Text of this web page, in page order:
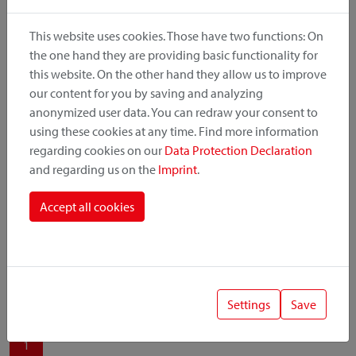
produit, le point de montage et le système de fixation.
Catégorie de produit
Position de montage
Système de fixation
1
This website uses cookies. Those have two functions: On
the one hand they are providing basic functionality for
this website. On the other hand they allow us to improve
our content for you by saving and analyzing
anonymized user data. You can redraw your consent to
using these cookies at any time. Find more information
regarding cookies on our Data Protection Declaration
and regarding us on the Imprint.
Accept all cookies
Settings Save